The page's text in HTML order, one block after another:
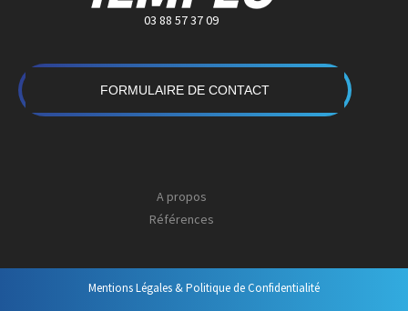
03 88 57 37 09
FORMULAIRE DE CONTACT
A propos
Références
Mentions Légales & Politique de Confidentialité